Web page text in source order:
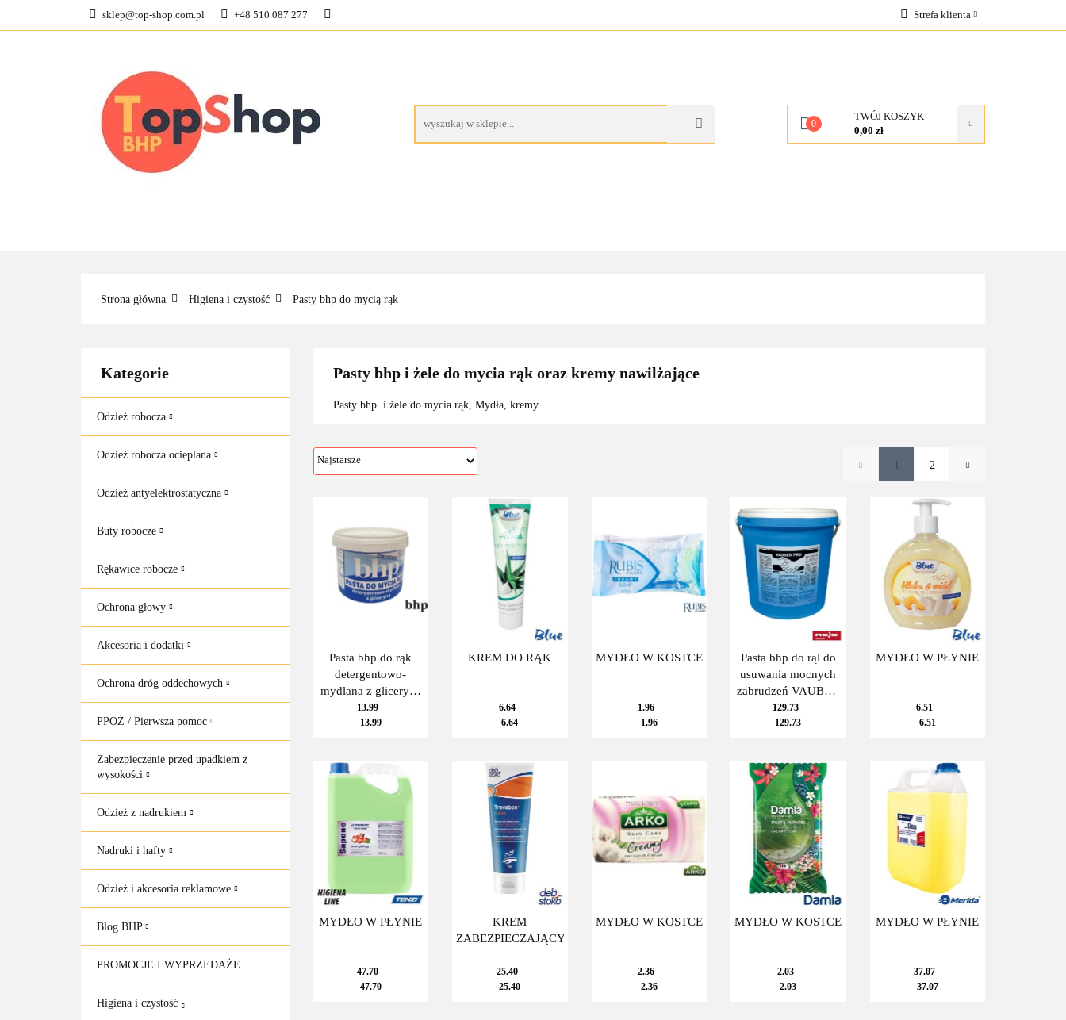
sklep@top-shop.com.pl +48 510 087 277 Strefa klienta
0
TWÓJ KOSZYK
0,00 zł
ODZIEŻ ROBOCZA
Strona główna Higiena i czystość Pasty bhp do mycią rąk
Kategorie
Odzież robocza
Odzież robocza ocieplana
Odzież antyelektrostatyczna
Buty robocze
Rękawice robocze
Ochrona głowy
Akcesoria i dodatki
Ochrona dróg oddechowych
PPOŻ / Pierwsza pomoc
Zabezpieczenie przed upadkiem z
wysokości
Odzież z nadrukiem
Nadruki i hafty
Odzież i akcesoria reklamowe
Blog BHP
PROMOCJE I WYPRZEDAŻE
Higiena i czystość
Pasty bhp i żele do mycia rąk oraz kremy nawilżające
Pasty bhp i żele do mycia rąk, Mydła, kremy
2
Pasta bhp do rąk
detergentowo-
mydlana z gliceryną
500 g.
13.99
13.99
KREM DO RĄK
6.64
6.64
MYDŁO W KOSTCE
1.96
1.96
Pasta bhp do rąl do
usuwania mocnych
zabrudzeń VAUBER
PRO od 500ml - do
10L
129.73
129.73
MYDŁO W PŁYNIE
6.51
6.51
MYDŁO W PŁYNIE
47.70
47.70
KREM
ZABEZPIECZAJĄCY
25.40
25.40
MYDŁO W KOSTCE
2.36
2.36
MYDŁO W KOSTCE
2.03
2.03
MYDŁO W PŁYNIE
37.07
37.07